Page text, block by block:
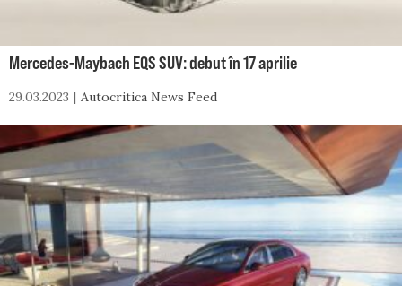
Mercedes-Maybach EQS SUV: debut în 17 aprilie
29.03.2023 Autocritica News Feed